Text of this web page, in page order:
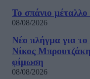
Το σπάνιο
08/08/2026
Νέο πλήγμα για
Νίκος
φίμωση
08/08/2026